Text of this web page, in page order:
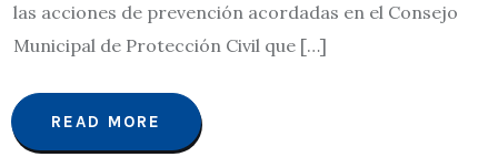
las acciones de prevención acordadas en el Consejo
Municipal de Protección Civil que […]
READ MORE